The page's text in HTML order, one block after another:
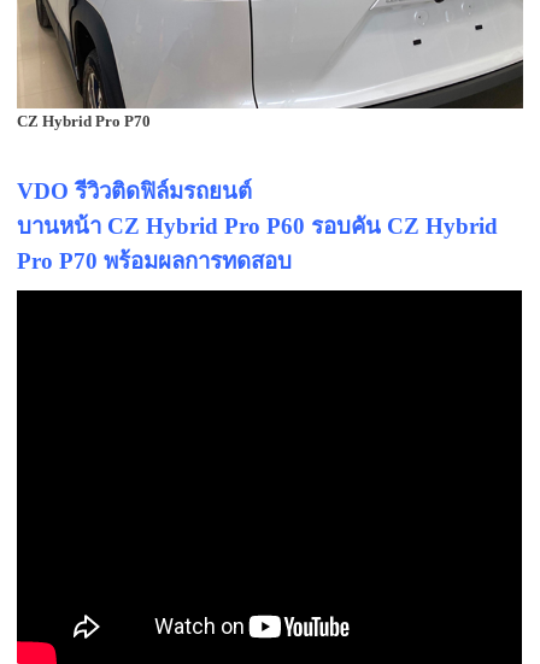
CZ Hybrid Pro P70
VDO รีวิวติดฟิล์มรถยนต์
บานหน้า CZ Hybrid Pro P60 รอบคัน CZ Hybrid
Pro P70 พร้อมผลการทดสอบ